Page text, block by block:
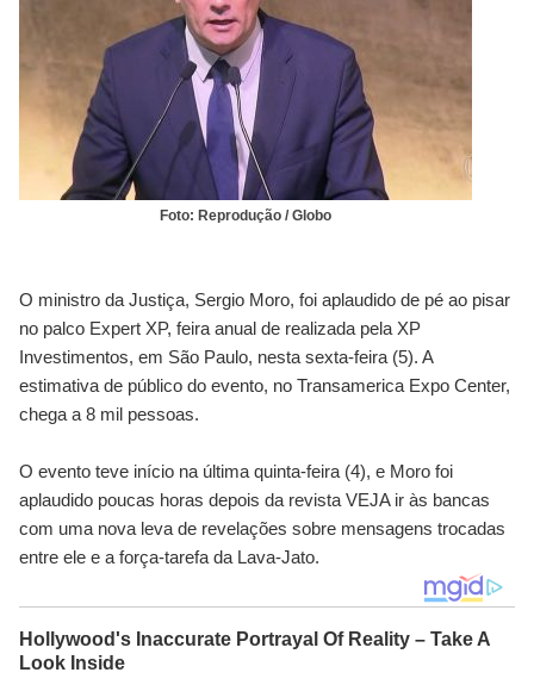
Foto: Reprodução / Globo
O ministro da Justiça, Sergio Moro, foi aplaudido de pé ao pisar
no palco Expert XP, feira anual de realizada pela XP
Investimentos, em São Paulo, nesta sexta-feira (5). A
estimativa de público do evento, no Transamerica Expo Center,
chega a 8 mil pessoas.
O evento teve início na última quinta-feira (4), e Moro foi
aplaudido poucas horas depois da revista VEJA ir às bancas
com uma nova leva de revelações sobre mensagens trocadas
entre ele e a força-tarefa da Lava-Jato.